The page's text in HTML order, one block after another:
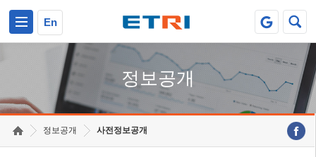
En
정보공개
정보공개 사전정보공개